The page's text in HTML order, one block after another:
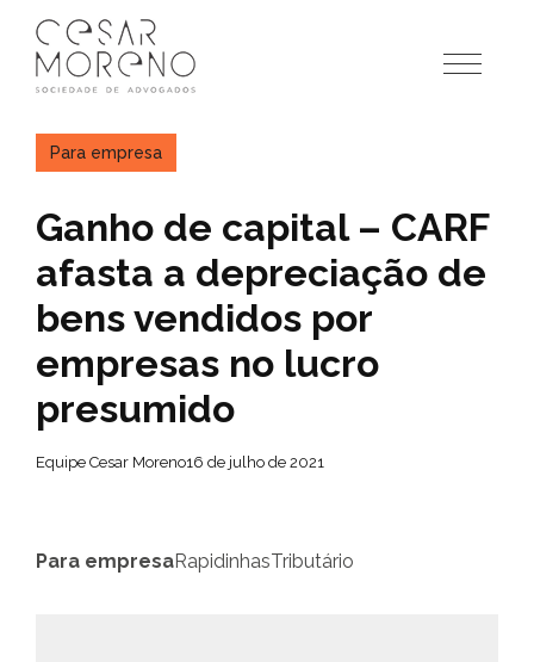
para
conteúdo
Para empresa
Ganho de capital – CARF
afasta a depreciação de
bens vendidos por
empresas no lucro
presumido
Equipe Cesar Moreno16 de julho de 2021
Para empresaRapidinhasTributário